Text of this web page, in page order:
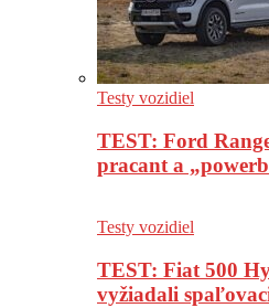
Testy vozidiel
TEST: Ford
pracant a
Testy vozidiel
TEST: Fiat 500
vyžiadali